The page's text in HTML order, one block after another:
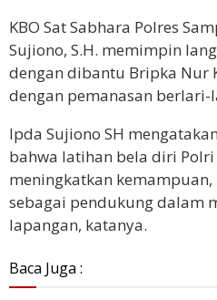
KBO Sat Sabhara Polres
Sujiono, S.H. memimpin
dengan dibantu Bripka Nur
dengan pemanasan
Ipda Sujiono SH
bahwa latihan bela diri
meningkatkan
sebagai pendukung dalam
lapangan, katanya.
Baca Juga :